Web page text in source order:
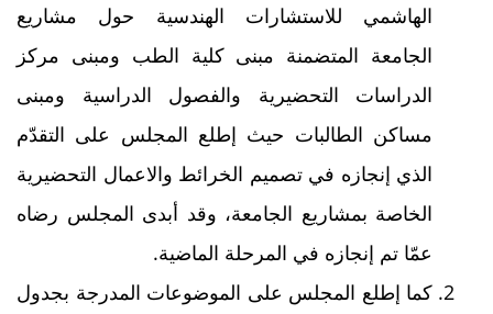
الهاشمي للاستشارات الهندسية حول مشاريع
الجامعة المتضمنة مبنى كلية الطب ومبنى مركز
الدراسات التحضيرية والفصول الدراسية ومبنى
مساكن الطالبات حيث إطلع المجلس على التقدّم
الذي إنجازه في تصميم الخرائط والاعمال التحضيرية
الخاصة بمشاريع الجامعة، وقد أبدى المجلس رضاه
عمّا تم إنجازه في المرحلة الماضية.
كما إطلع المجلس على الموضوعات المدرجة بجدول